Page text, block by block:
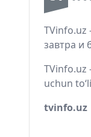
TVinfo.uz
завтра и
uchun
tvinfo.uz